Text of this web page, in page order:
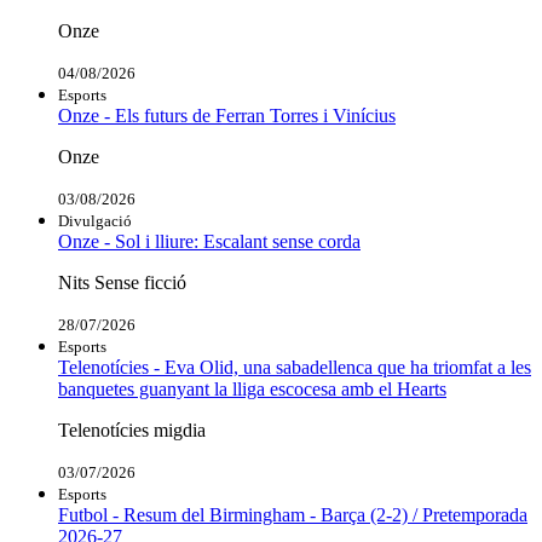
Onze
04/08/2026
Esports
Onze - Els futurs de Ferran Torres i Vinícius
Onze
03/08/2026
Divulgació
Onze - Sol i lliure: Escalant sense corda
Nits Sense ficció
28/07/2026
Esports
Telenotícies - Eva Olid, una sabadellenca que ha triomfat a les
banquetes guanyant la lliga escocesa amb el Hearts
Telenotícies migdia
03/07/2026
Esports
Futbol - Resum del Birmingham - Barça (2-2) / Pretemporada
2026-27